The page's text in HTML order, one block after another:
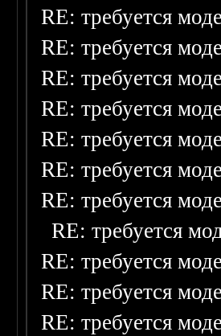
RE: требуется
RE: требуется
RE: требуется
RE: требуется
RE: требуется
RE: требуется
RE: требуется
RE: требуется
RE: требуется
RE: требуется
RE: требуется